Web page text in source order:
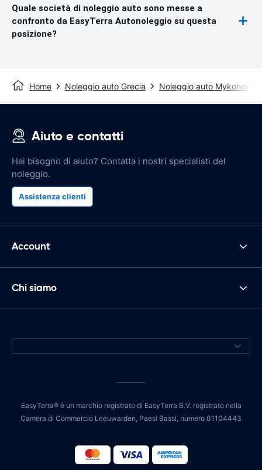
Quale società di noleggio auto sono messe a
confronto da EasyTerra Autonoleggio su questa
posizione?
Home Noleggio auto Grecia Noleggio auto Mykonos
Aiuto e contatti
Hai bisogno di aiuto? Contatta i nostri specialisti del
noleggio.
Assistenza clienti
Account
Chi siamo
EasyTerra® è un marchio registrato di EasyTerra B.V. registrato nella
Camera di Commercio Leeuwarden, Paesi Bassi, numero 01104443